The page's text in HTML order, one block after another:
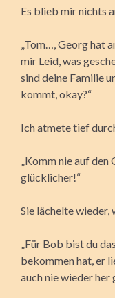
Es blieb mir nichts
„Tom…, Georg hat
mir Leid, was
sind deine Familie
kommt, okay?“
Ich atmete tief
„Komm nie auf
glücklicher!“
Sie lächelte wieder,
„Für Bob bist du
bekommen hat, er
auch nie wieder her